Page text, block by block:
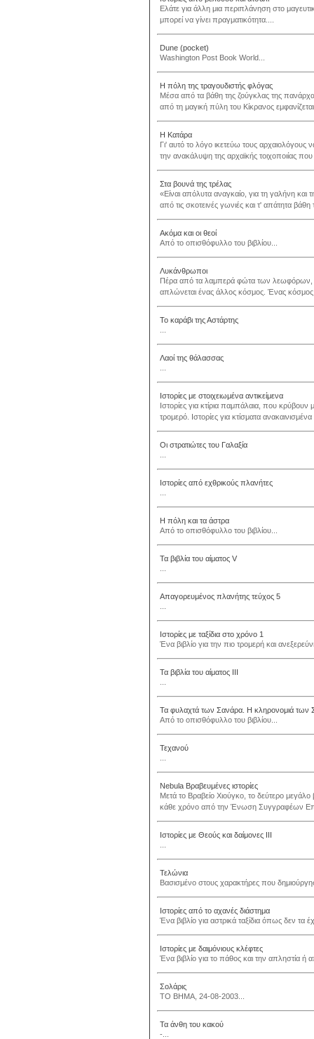
Ελάτε για άλλη μια περιπλάνηση στο
μπορεί να γίνει πραγματικότητα....
Dune (pocket)
Washington Post Book World...
Η πόλη της τραγουδιστής φλόγας
Μέσα από τα βάθη της ζούγκλας της
από τη μαγική πύλη του Κίκρανος
Η Κατάρα
Γι' αυτό το λόγο ικετεύω τους
την ανακάλυψη της αρχαϊκής τοιχοποιίας
Στα βουνά της τρέλας
«Είναι απόλυτα αναγκαίο, για τη γαλήνη
από τις σκοτεινές γωνιές και τ' απάτητα
Ακόμα και οι θεοί
Από το οπισθόφυλλο του βιβλίου...
Λυκάνθρωποι
Πέρα από τα λαμπερά φώτα των λεωφόρων,
απλώνεται ένας άλλος κόσμος. Ένας
Το καράβι της Αστάρτης
Λαοί της θάλασσας
Ιστορίες με στοιχειωμένα αντικείμενα
Ιστορίες για κτίρια παμπάλαια, που
τρομερό. Ιστορίες για κτίσματα
Οι στρατιώτες του Γαλαξία
Ιστορίες από εχθρικούς πλανήτες
Η πόλη και τα άστρα
Από το οπισθόφυλλο του βιβλίου...
Τα βιβλία του αίματος V
Απαγορευμένος πλανήτης τεύχος 5
Ιστορίες με ταξίδια στο χρόνο 1
Ένα βιβλίο για την πιο τρομερή και
Τα βιβλία του αίματος III
Τα φυλαχτά των Σανάρα. Η κληρονομιά των
Από το οπισθόφυλλο του βιβλίου...
Τεχανού
Nebula Βραβευμένες ιστορίες
Μετά το Βραβείο Χιούγκο, το δεύτερο
κάθε χρόνο από την Ένωση Συγγραφέων
Ιστορίες με Θεούς και δαίμονες ΙΙΙ
Τελώνια
Βασισμένο στους χαρακτήρες που
Ιστορίες από το αχανές διάστημα
Ένα βιβλίο για αστρικά ταξίδια όπως δεν τα
Ιστορίες με δαιμόνιους κλέφτες
Ένα βιβλίο για το πάθος και την απληστία ή
Σολάρις
ΤΟ ΒΗΜΑ, 24-08-2003...
Τα άνθη του κακού
-...